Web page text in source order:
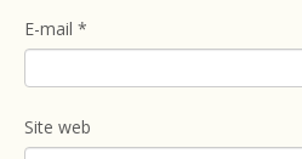
E-mail *
Site web